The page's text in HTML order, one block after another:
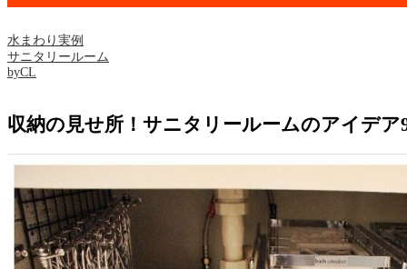
水まわり実例
サニタリールーム
byCL
収納の見せ所！サニタリールームのアイデ